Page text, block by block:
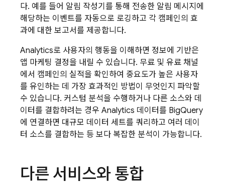
다. 예를 들어 알림 작성기를 통해 전송한 알림 메시지에
해당하는 이벤트를 자동으로 로깅하고 각 캠페인의 효
과에 대한 보고서를 제공합니다.
Analytics로 사용자의 행동을 이해하면 정보에 기반은
앱 마케팅 결정을 내릴 수 있습니다. 무료 및 유료 채널
에서 캠페인의 실적을 확인하여 중요도가 높은 사용자
를 유인하는 데 가장 효과적인 방법이 무엇인지 파악할
수 있습니다. 커스텀 분석을 수행하거나 다른 소스와 데
이터를 결합하려는 경우 Analytics 데이터를 BigQuery
에 연결하면 대규모 데이터 세트를 쿼리하고 여러 데이
터 소스를 결합하는 등 보다 복잡한 분석이 가능합니다.
다른 서비스와 통합